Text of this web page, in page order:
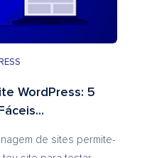
WordPress: 5
de sites permite-